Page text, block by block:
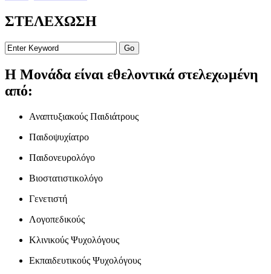
ΣΤΕΛΕΧΩΣΗ
Η Μονάδα είναι εθελοντικά στελεχωμένη
από:
Αναπτυξιακούς Παιδιάτρους
Παιδοψυχίατρο
Παιδονευρολόγο
Βιοστατιστικολόγο
Γενετιστή
Λογοπεδικούς
Κλινικούς Ψυχολόγους
Εκπαιδευτικούς Ψυχολόγους